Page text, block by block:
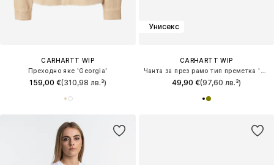
CARHARTT WIP
Преходно яке 'Georgia'
159,00 €(310,98 лв.³)
Унисекс
CARHARTT WIP
49,90 €(97,60 лв.³)